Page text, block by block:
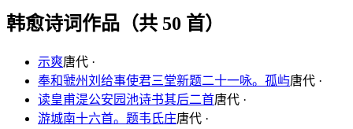
韩愈诗词作品（共 50 首）
示爽唐代 ·
奉和虢州刘给事使君三堂新题二十一咏。孤屿唐代 ·
读皇甫湜公安园池诗书其后二首唐代 ·
游城南十六首。题韦氏庄唐代 ·